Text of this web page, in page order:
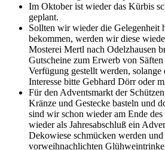
Im Oktober ist wieder das Kürbis
geplant.
Sollten wir wieder die Gelegenheit
bekommen, werden wir diese
Mosterei Mertl nach Odelzhausen
Gutscheine zum Erwerb von
Verfügung gestellt werden,
Interesse bitte Gebhard Dörr oder
Für den Adventsmarkt der
Kränze und Gestecke basteln und
sind wir schon wieder am Ende
wieder als Jahresabschluß ein
Dekowiese schmücken werden
vorweihnachlichten